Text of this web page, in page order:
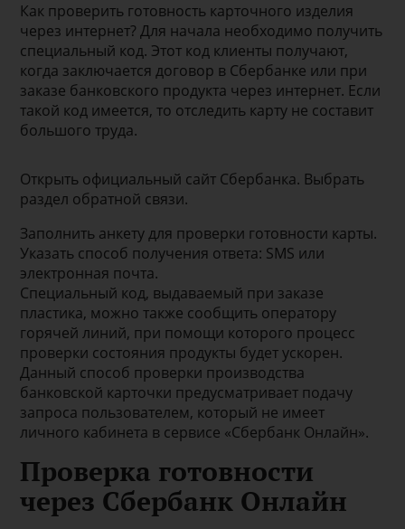
Как проверить готовность карточного изделия
через интернет? Для начала необходимо получить
специальный код. Этот код клиенты получают,
когда заключается договор в Сбербанке или при
заказе банковского продукта через интернет. Если
такой код имеется, то отследить карту не составит
большого труда.
Открыть официальный сайт Сбербанка. Выбрать
раздел обратной связи.
Заполнить анкету для проверки готовности карты.
Указать способ получения ответа: SMS или
электронная почта.
Специальный код, выдаваемый при заказе
пластика, можно также сообщить оператору
горячей линий, при помощи которого процесс
проверки состояния продукты будет ускорен.
Данный способ проверки производства
банковской карточки предусматривает подачу
запроса пользователем, который не имеет
личного кабинета в сервисе «Сбербанк Онлайн».
Проверка готовности
через Сбербанк Онлайн